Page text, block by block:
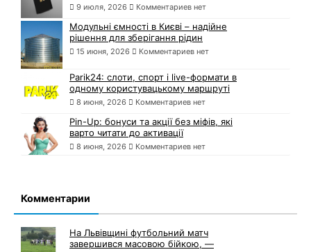
9 июля, 2026 Комментариев нет
Модульні ємності в Києві – надійне
рішення для зберігання рідин
15 июня, 2026 Комментариев нет
Parik24: слоти, спорт і live-формати в
одному користувацькому маршруті
8 июня, 2026 Комментариев нет
Pin-Up: бонуси та акції без міфів, які
варто читати до активації
8 июня, 2026 Комментариев нет
Комментарии
На Львівщині футбольний матч
завершився масовою бійкою, —